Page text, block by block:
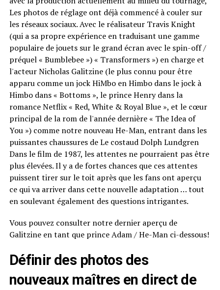
Les photos de réglage ont déjà commencé à couler sur
les réseaux sociaux. Avec le réalisateur Travis Knight
(qui a sa propre expérience en traduisant une gamme
populaire de jouets sur le grand écran avec le spin-off /
préquel « Bumblebee ») « Transformers ») en charge et
l'acteur Nicholas Galitzine (le plus connu pour être
apparu comme un jock HiMbo en Himbo dans le jock à
Himbo dans « Bottoms », le prince Henry dans la
romance Netflix « Red, White & Royal Blue », et le cœur
principal de la rom de l'année dernière « The Idea of ​​
You ») comme notre nouveau He-Man, entrant dans les
puissantes chaussures de Le costaud Dolph Lundgren
Dans le film de 1987, les attentes ne pourraient pas être
plus élevées. Il y a de fortes chances que ces attentes
puissent tirer sur le toit après que les fans ont aperçu
ce qui va arriver dans cette nouvelle adaptation … tout
en soulevant également des questions intrigantes.
Vous pouvez consulter notre dernier aperçu de
Galitzine en tant que prince Adam / He-Man ci-dessous!
Définir des photos des
nouveaux maîtres en direct de